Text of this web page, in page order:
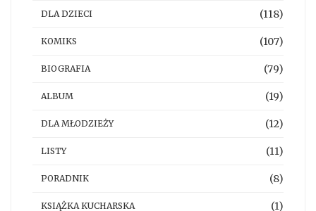
DLA DZIECI (118)
KOMIKS (107)
BIOGRAFIA (79)
ALBUM (19)
DLA MŁODZIEŻY (12)
LISTY (11)
PORADNIK (8)
KSIĄŻKA KUCHARSKA (1)